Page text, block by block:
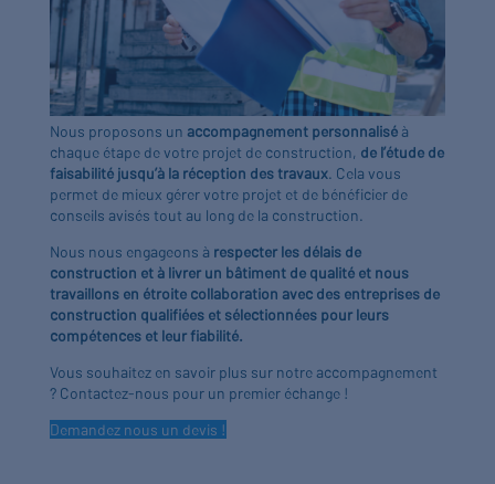
Nous proposons un accompagnement personnaliséà
chaque étape de votre projet de construction, de l’étude de
faisabilité jusqu’à la réception des travaux. Cela vous
permet de mieux gérer votre projet et de bénéficier de
conseils avisés tout au long de la construction.
Nous nous engageons à respecter les délais de
construction et à livrer un bâtiment de qualité et nous
travaillons en étroite collaboration avec des entreprises de
construction qualifiées et sélectionnées pour leurs
compétences et leur fiabilité.
Vous souhaitez en savoir plus sur notre accompagnement
? Contactez-nous pour un premier échange !
Demandez nous un devis !